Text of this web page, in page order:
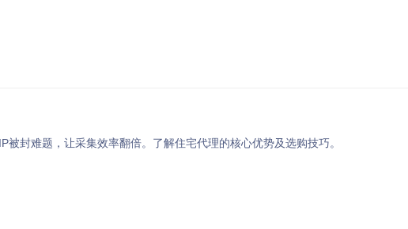
封难题，让采集效率翻倍。了解住宅代理的核心优势及选购技巧。